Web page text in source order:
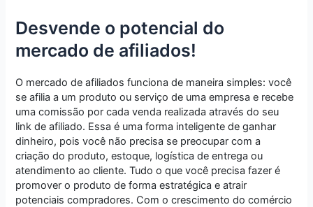
Desvende o potencial do
mercado de afiliados!
O mercado de afiliados funciona de maneira simples: você
se afilia a um produto ou serviço de uma empresa e recebe
uma comissão por cada venda realizada através do seu
link de afiliado. Essa é uma forma inteligente de ganhar
dinheiro, pois você não precisa se preocupar com a
criação do produto, estoque, logística de entrega ou
atendimento ao cliente. Tudo o que você precisa fazer é
promover o produto de forma estratégica e atrair
potenciais compradores. Com o crescimento do comércio